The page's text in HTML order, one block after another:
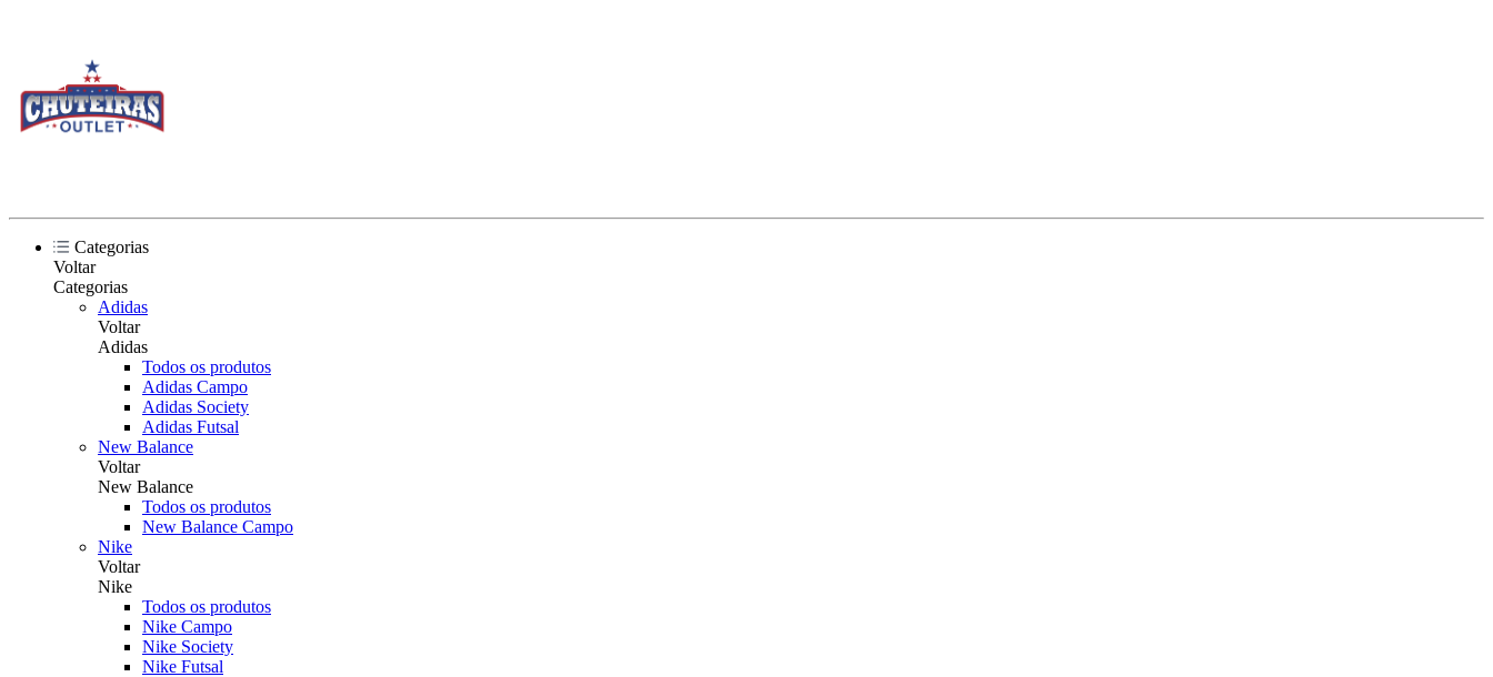
Categorias
Voltar
Categorias
Adidas
Voltar
Adidas
Todos os produtos
Adidas Campo
Adidas Society
Adidas Futsal
New Balance
Voltar
New Balance
Todos os produtos
New Balance Campo
Nike
Voltar
Nike
Todos os produtos
Nike Campo
Nike Society
Nike Futsal